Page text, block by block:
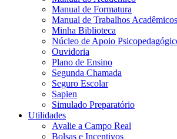
Manual de Formatura
Manual de Trabalhos Acadêmicos
Minha Biblioteca
Núcleo de Apoio
Ouvidoria
Plano de Ensino
Segunda Chamada
Seguro Escolar
Sapien
Simulado Preparatório
Utilidades
Avalie a Campo Real
Bolsas e Incentivos